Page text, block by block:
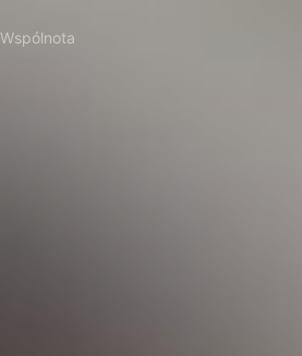
Wspólnota